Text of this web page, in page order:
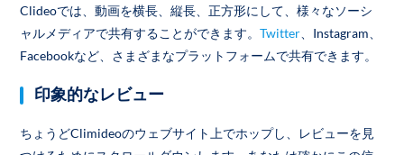
Clideoでは、動画を横長、縦長、正方形にして、様々なソーシ
ャルメディアで共有することができます。Twitter 、Instagram、
Facebookなど、さまざまなプラットフォームで共有できます。
印象的なレビュー
ちょうどClimideoのウェブサイト上でホップし、レビューを見